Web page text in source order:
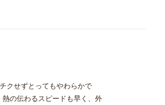
クせずとってもやわらかで
の伝わるスピードも早く、外